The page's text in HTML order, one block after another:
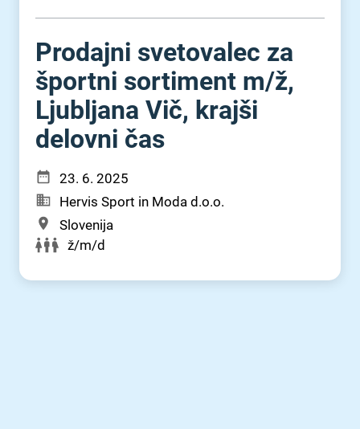
Prodajni svetovalec za
športni sortiment m⁠/⁠ž,
Ljubljana Vič, krajši
delovni čas
23. 6. 2025
Hervis Sport in Moda d.o.o.
Slovenija
ž/m/d